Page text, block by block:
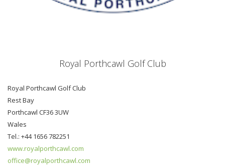
Royal Porthcawl Golf Club
Royal Porthcawl Golf Club
Rest Bay
Porthcawl CF36 3UW
Wales
Tel.: +44 1656 782251
www.royalporthcawl.com
office@royalporthcawl.com